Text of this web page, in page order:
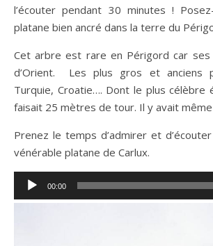
l’écouter pendant 30 minutes !
platane bien ancré dans la terre du
Cet arbre est rare en Périgord car ses
d’Orient. Les plus gros et anciens
Turquie, Croatie…. Dont le plus célèbre
faisait 25 mètres de tour. Il y avait
Prenez le temps d’admirer et
vénérable platane de Carlux.
Lecteur
audio
00:00